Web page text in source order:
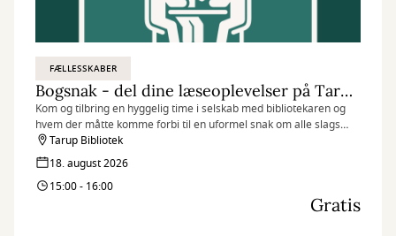
FÆLLESSKABER
Bogsnak - del dine læseoplevelser på Tarup Bibliotek
Kom og tilbring en hyggelig time i selskab med bibliotekaren og
hvem der måtte komme forbi til en uformel snak om alle slags
læseoplevelser.
Tarup Bibliotek
18. august 2026
15:00 - 16:00
Gratis